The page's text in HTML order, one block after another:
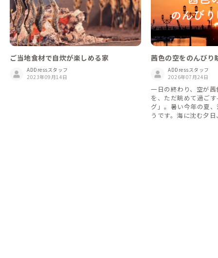
ご当地食材で自炊が楽しめる家
ADDressスタッフ
2023年09月14日
茜色の空をのんびり
グ」を楽しもう！
ADDressスタッフ
2026年07月24日
一日の終わり、空が
を、ただ眺めて過ご
グ」。暑い今年の夏
うです。海に沈む夕